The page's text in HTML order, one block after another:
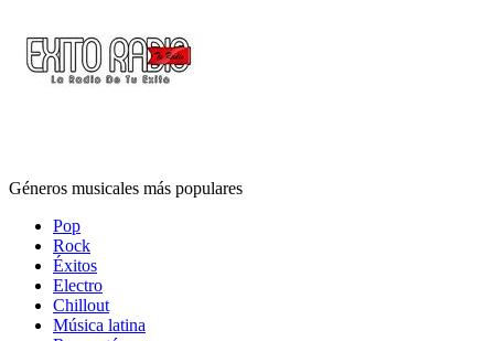
Géneros musicales más populares
Pop
Rock
Éxitos
Electro
Chillout
Música latina